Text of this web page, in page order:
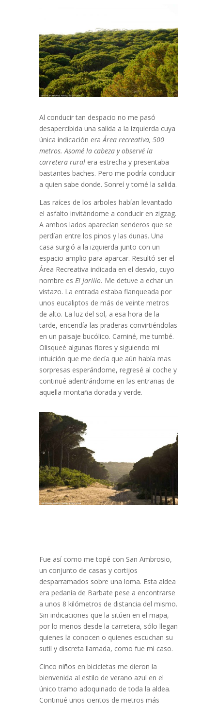
Al conducir tan despacio no me pasó
desapercibida una salida a la izquierda cuya
única indicación eraÁrea recreativa, 500
metros. Asomé la cabeza y observé la
carretera rural era estrecha y presentaba
bastantes baches. Pero me podría conducir
a quien sabe donde. Sonreí y tomé la salida.
Las raíces de los arboles habían levantado
el asfalto invitándome a conducir en zigzag.
A ambos lados aparecían senderos que se
perdían entre los pinos y las dunas. Una
casa surgió a la izquierda junto con un
espacio amplio para aparcar. Resultó ser el
Área Recreativa indicada en el desvío, cuyo
nombre es El Jarillo. Me detuve a echar un
vistazo. La entrada estaba flanqueada por
unos eucaliptos de más de veinte metros
de alto. La luz del sol, a esa hora de la
tarde, encendía las praderas convirtiéndolas
en un paisaje bucólico. Caminé, me tumbé.
Olisqueé algunas flores y siguiendo mi
intuición que me decía que aún había mas
sorpresas esperándome, regresé al coche y
continué adentrándome en las entrañas de
aquella montaña dorada y verde.
Fue así como me topé con San Ambrosio,
un conjunto de casas y cortijos
desparramados sobre una loma. Esta aldea
era pedanía de Barbate pese a encontrarse
a unos 8 kilómetros de distancia del mismo.
Sin indicaciones que la sitúen en el mapa,
por lo menos desde la carretera, sólo llegan
quienes la conocen o quienes escuchan su
sutil y discreta llamada, como fue mi caso.
Cinco niños en bicicletas me dieron la
bienvenida al estilo de verano azul en el
único tramo adoquinado de toda la aldea.
Continué unos cientos de metros más